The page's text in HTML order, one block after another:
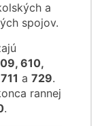
a
spojov.
610,
a 729.
rannej
.